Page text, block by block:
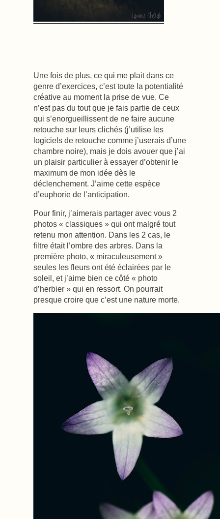
Une fois de plus, ce qui me plait dans ce
genre d’exercices, c’est toute la potentialité
créative au moment la prise de vue. Ce
n’est pas du tout que je fais partie de ceux
qui s’enorgueillissent de ne faire aucune
retouche sur leurs clichés (j’utilise les
logiciels de retouche comme j’userais d’une
chambre noire), mais je dois avouer que j’ai
un plaisir particulier à essayer d’obtenir le
maximum de mon idée dès le
déclenchement. J’aime cette espèce
d’euphorie de l’anticipation.
Pour finir, j’aimerais partager avec vous 2
photos « classiques » qui ont malgré tout
retenu mon attention. Dans les 2 cas, le
filtre était l’ombre des arbres. Dans la
première photo, « miraculeusement »
seules les fleurs ont été éclairées par le
soleil, et j’aime bien ce côté « photo
d’herbier » qui en ressort. On pourrait
presque croire que c’est une nature morte.